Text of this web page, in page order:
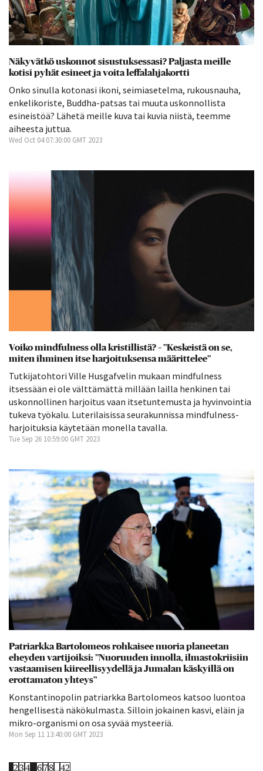
Näkyvätkö uskonnot sisustuksessasi? Paljasta meille
kotisi pyhät esineet ja voita leffalahjakortti
Onko sinulla kotonasi ikoni, seimiasetelma, rukousnauha,
enkelikoriste, Buddha-patsas tai muuta uskonnollista
esineistöä? Lähetä meille kuva tai kuvia niistä, teemme
aiheesta juttua.
Wed Oct 04 07:30:00 GMT 2023
Voiko mindfulness olla kristillistä? – ”Keskeistä on se,
miten ihminen itse harjoituksensa määrittelee”
Tutkijatohtori Ville Husgafvelin mukaan mindfulness
itsessään ei ole välttämättä millään lailla henkinen tai
uskonnollinen harjoitus vaan itsetuntemusta ja hyvinvointia
tukeva työkalu. Luterilaisissa seurakunnissa mindfulness-
harjoituksia käytetään monella tavalla.
Tue Sep 26 10:59:00 GMT 2023
Patriarkka Bartolomeos rohkaisee nuoria planeetan
eheyden vartijoiksi: ”Nuoruuden innolla, ilmastokriisiin
vastaamisen kiireellisyydellä ja Jumalan käskyillä on
erottamaton yhteys”
Konstantinopolin patriarkka Bartolomeos katsoo luontoa
hengellisestä näkökulmasta. Silloin jokainen kasvi, eläin ja
mikro-organismi on osa syvää mysteeriä.
Mon Sep 11 13:40:00 GMT 2023
234 678..42